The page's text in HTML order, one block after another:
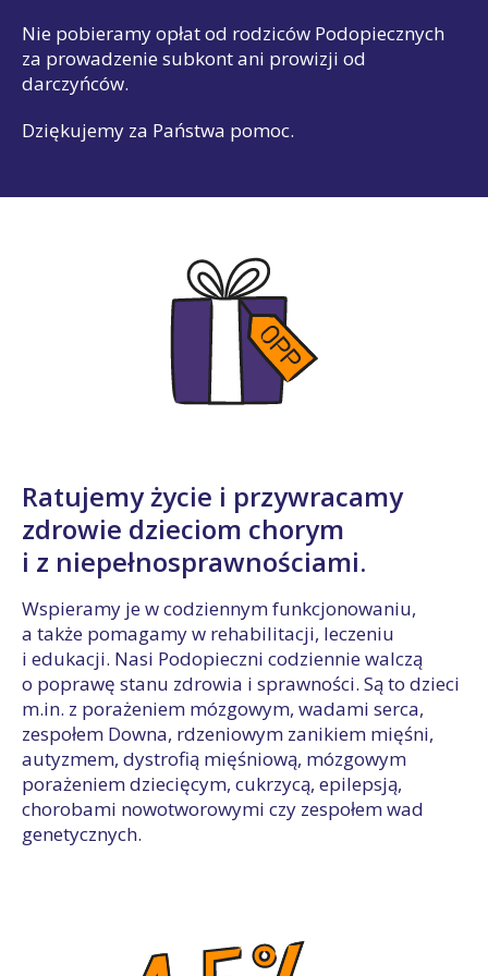
Nie pobieramy opłat od rodziców Podopiecznych
za prowadzenie subkont ani prowizji od
darczyńców.
Dziękujemy za Państwa pomoc.
Ratujemy życie i przywracamy
zdrowie dzieciom chorym
i z niepełnosprawnościami.
Wspieramy je w codziennym funkcjonowaniu,
a także pomagamy w rehabilitacji, leczeniu
i edukacji. Nasi Podopieczni codziennie walczą
o poprawę stanu zdrowia i sprawności. Są to dzieci
m.in. z porażeniem mózgowym, wadami serca,
zespołem Downa, rdzeniowym zanikiem mięśni,
autyzmem, dystrofią mięśniową, mózgowym
porażeniem dziecięcym, cukrzycą, epilepsją,
chorobami nowotworowymi czy zespołem wad
genetycznych.